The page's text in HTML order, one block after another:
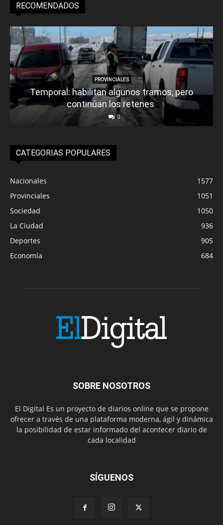
RECOMENDADOS
PROVINCIALES
Temporal: habilitan algunos tramos, pero
continúan los retenes
0
CATEGORIAS POPULARES
Nacionales
1577
Provinciales
1051
Sociedad
1050
La Ciudad
936
Deportes
905
Economía
684
SOBRE NOSOTROS
El Digital Es un proyecto de diarios online que se propone
ofrecer a través de una plataforma moderna, ágil y dinámica
la posibilidad de estar informado del acontecer diario de
cada localidad
SÍGUENOS